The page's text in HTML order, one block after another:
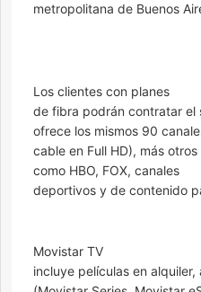
metropolitana de Buenos
Los clientes con planes
de fibra podrán contratar el
ofrece los mismos 90
cable en Full HD), más
como HBO, FOX, canales
deportivos y de contenido
Movistar TV
incluye películas en